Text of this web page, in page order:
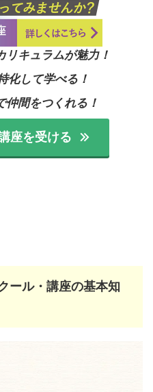
リキュラムが魅力！
化して学べる！
仲間をつくれる！
座を受ける
ール・講座の基本知